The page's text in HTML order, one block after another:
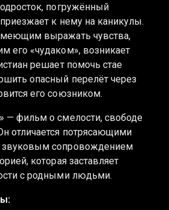
погружённый
к нему на каникулы.
выражать чувства,
его «чудаком», возникает
решает помочь стае
опасный перелёт через
его союзником.
— фильм о смелости, свободе
отличается потрясающими
сопровождением
которая заставляет
с родными людьми.